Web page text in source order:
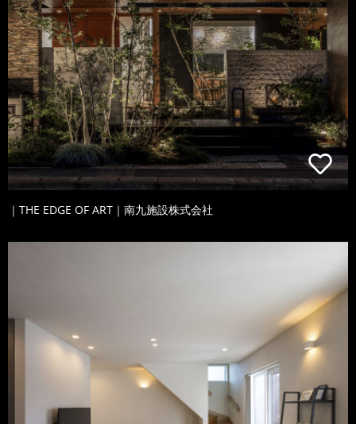
｜THE EDGE OF ART｜南九施設株式会社